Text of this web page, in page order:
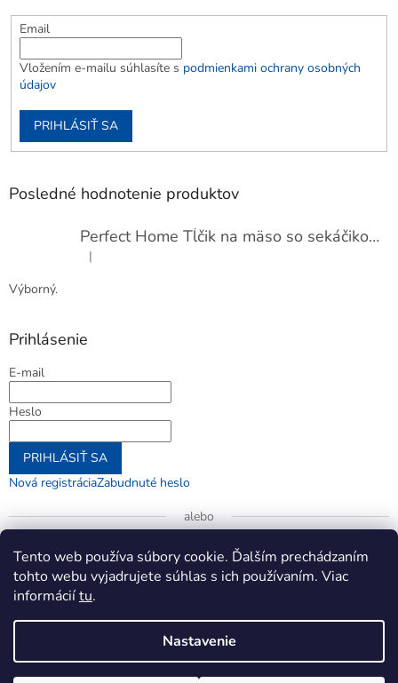
Tento web používa súbory cookie. Ďalším prechádzaním
tohto webu vyjadrujete súhlas s ich používaním. Viac
informáciítu.
Nastavenie
Email
Vložením e-mailu súhlasíte s podmienkami ochrany osobných
údajov
PRIHLÁSIŤ SA
Posledné hodnotenie produktov
Perfect Home Tĺčik na mäso so sekáčikom, 56893
Hodnotenie produktu je 5 z 5 hviezdičiek.
|
Výborný.
Prihlásenie
E-mail
Heslo
PRIHLÁSIŤ SA
Nová registráciaZabudnuté heslo
alebo
Prihlásiť sa cez Google